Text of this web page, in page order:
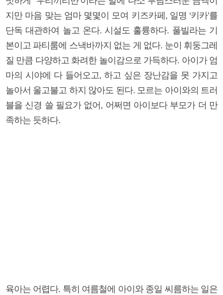
지만 마음 맞는 엄마 몇몇이 모여 키즈카페, 일명 ‘키카’를
단독 대관하여 놀고 온다. 시설도 훌륭하다. 풀빌라는 기
본이고 파티룸에 스낵바까지 없는 게 없다. 눈이 휘둥그레
질 만큼 다양하고 화려한 놀이감으로 가득하다. 아이가 엄
마의 시야에 다 들어오고, 하고 싶은 장난감을 못 가지고
놀아서 울고불고 하지 않아도 된다. 모르는 아이와의 트러
블을 신경 쓸 필요가 없어, 어쩌면 아이보다 부모가 더 만
족하는 듯하다.
육아는 어렵다. 특히 여름철에 아이와 종일 씨름하는 일은